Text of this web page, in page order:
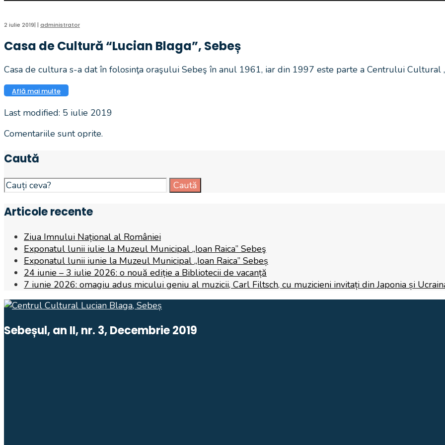
2 iulie 2019| | administrator
Casa de Cultură “Lucian Blaga”, Sebeș
Casa de cultura s-a dat în folosinţa oraşului Sebeş în anul 1961, iar din 1997 este parte a Centrului Cultural
Află mai multe
Last modified: 5 iulie 2019
Comentariile sunt oprite.
Caută
Search
for:
Caută
Articole recente
Ziua Imnului Național al României
Exponatul lunii iulie la Muzeul Municipal „Ioan Raica” Sebeş
Exponatul lunii iunie la Muzeul Municipal „Ioan Raica” Sebeș
24 iunie – 3 iulie 2026: o nouă ediție a Bibliotecii de vacanță
7 iunie 2026: omagiu adus micului geniu al muzicii, Carl Filtsch, cu muzicieni invitați din Japonia și
Sebeșul, an II, nr. 3, Decembrie 2019